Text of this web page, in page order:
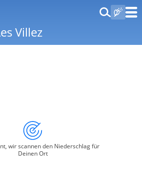
Villez
wir scannen den Niederschlag für
Deinen Ort